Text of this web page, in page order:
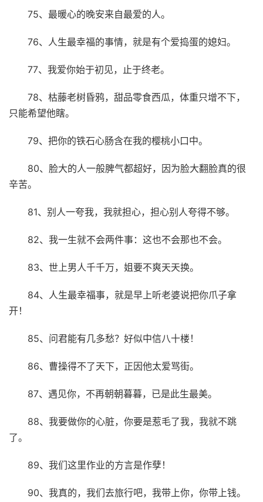
75、最暖心的晚安来自最爱的人。
76、人生最幸福的事情，就是有个爱捣蛋的媳妇。
77、我爱你始于初见，止于终老。
78、枯藤老树昏鸦，甜品零食西瓜，体重只增不下，
只能希望他瞎。
79、把你的铁石心肠含在我的樱桃小口中。
80、脸大的人一般脾气都超好，因为脸大翻脸真的很
辛苦。
81、别人一夸我，我就担心，担心别人夸得不够。
82、我一生就不会两件事：这也不会那也不会。
83、世上男人千千万，姐要不爽天天换。
84、人生最幸福事，就是早上听老婆说把你爪子拿
开！
85、问君能有几多愁？好似中信八十楼！
86、曹操得不了天下，正因他太爱骂街。
87、遇见你，不再朝朝暮暮，已是此生最美。
88、我要做你的心脏，你要是惹毛了我，我就不跳
了。
89、我们这里作业的方言是作孽！
90、我真的，我们去旅行吧，我带上你，你带上钱。